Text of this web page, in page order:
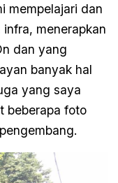
mempelajari dan
infra, menerapkan
dan yang
banyak hal
yang saya
beberapa foto